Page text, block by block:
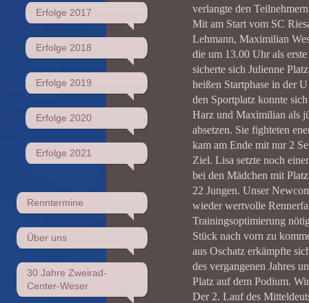
Erfolge 2017
Erfolge 2018
Erfolge 2019
Erfolge 2020
Erfolge 2021
Renntermine
Über uns
30 Jahre Zweirad-
Center-Weser
verlangte den
Mit am Start vom SC
Lehmann, Maximilian
die um 13.00 Uhr als
sicherte sich Julienne
heißen Startphase in der
den Sportplatz konnte
Harz und Maximilian als
absetzen. Sie fighteten
kam am Ende mit nur 2
Ziel. Lisa setzte noch
bei den Mädchen mit
22 Jungen. Unser
wieder wertvolle
Trainingsoptimierung
Stück nach vorn zu
aus Oschatz erkämpfte
des vergangenen Jahres
Platz auf dem Podium.
Der 2. Lauf des